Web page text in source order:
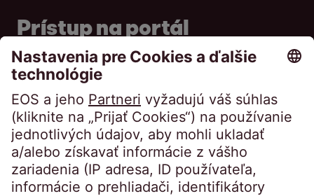
Prístup na portál
Portál pre dlžníkov
Portál pre veriteľov